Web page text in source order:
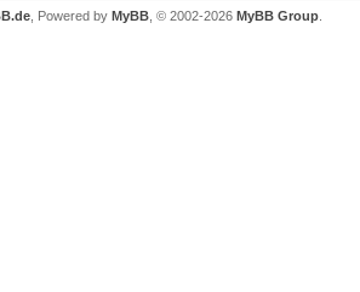
, Powered by MyBB , © 2002-2026 MyBB Group